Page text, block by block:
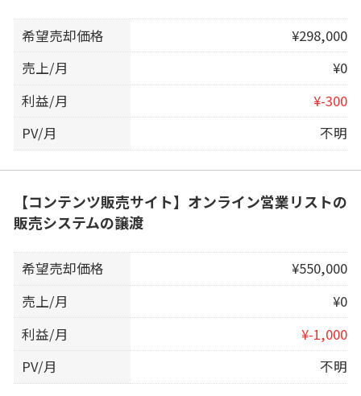
希望売却価格
¥298,000
売上/月
¥0
利益/月
¥-300
PV/月
不明
【コンテンツ販売サイト】オンライン営業リストの
販売システムの譲渡
希望売却価格
¥550,000
売上/月
¥0
利益/月
¥-1,000
PV/月
不明